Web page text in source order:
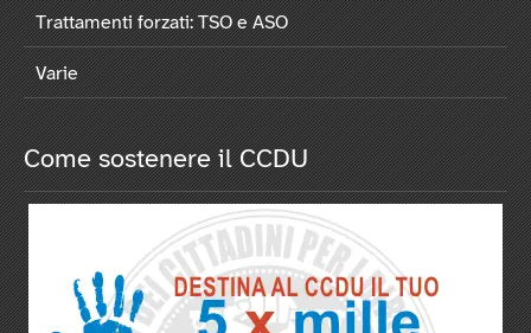
Trattamenti forzati: TSO e ASO
Varie
Come sostenere il CCDU